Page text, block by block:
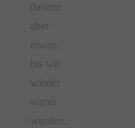
dauerte
aber
etwas,
bis wir
wieder
warm
wurden,